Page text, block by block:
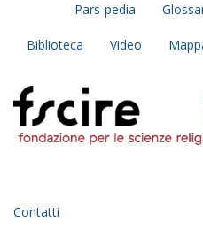
Pars-pedia
Biblioteca Video
Contatti